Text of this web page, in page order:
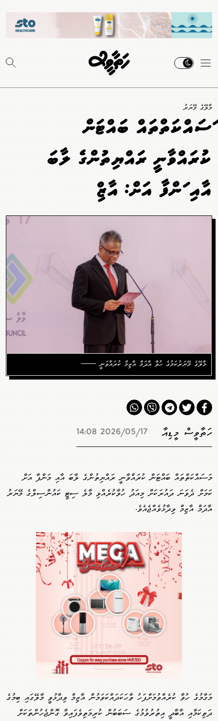
މާލޭގެ މޭޔަރު
މަސައްކަތްތައް ބައްޓަން
ކުރައްވާނީ ރައްޔިތުންގެ ލާބަ
އާއި މަންފާ އަށް: އާޒިމް
މާލޭގެ މޭޔަރުކަމުގެ ހުވާ އާދަމް އާޒިމް ކުރައްވަނީ ——
ހަތާވީސް މީޑިއާ 2026/05/17 14:08
މަސައްކަތްތައް ބައްޓަން ކުރައްވާނީ ރައްޔިތުންގެ ލާބަ އާއި މަންފާ އަށް
ކަމަށް ދެވަނަ ދައުރަކަށް މިއަދު ހުވާކުރެއްވި މާލެ ސިޓީ ކައުންސިލްގެ މޭޔަރު
އާދަމް އާޒިމް ވިދާޅުވެއްޖެއެވެ.
މަގާމުގެ ހުވާ ކުރެއްވުމަށްފަހު ވާހަކަދައްކަވަމުން އާޒިމް ވިދާޅުވީ މާލޭގައި ބިމުގެ
ދަތިކަމާއި އާބާދީ އިތުރުވުމުގެ ސަބަބުން ކުރިމަތިވެފައިވާ ގޮންޖެހުންތަކަށް